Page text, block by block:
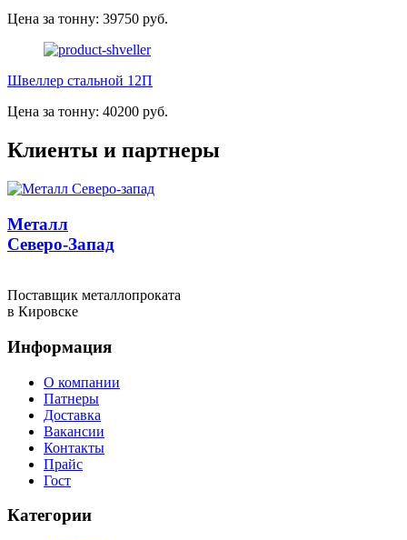
Цена за тонну: 39750 руб.
Швеллер стальной 12П
Цена за тонну: 40200 руб.
Клиенты и партнеры
Металл
Северо-Запад
Поставщик металлопроката
в Кировске
Информация
О компании
Патнеры
Доставка
Вакансии
Контакты
Прайс
Гост
Категории